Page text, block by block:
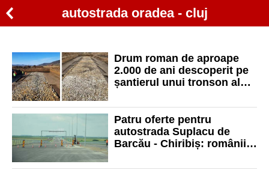
autostrada oradea - cluj
Drum roman de aproape
2.000 de ani descoperit pe
șantierul unui tronson al
Napoca
Patru oferte pentru
autostrada Suplacu de
Barcău - Chiribiș: românii,
construiască tronsonul